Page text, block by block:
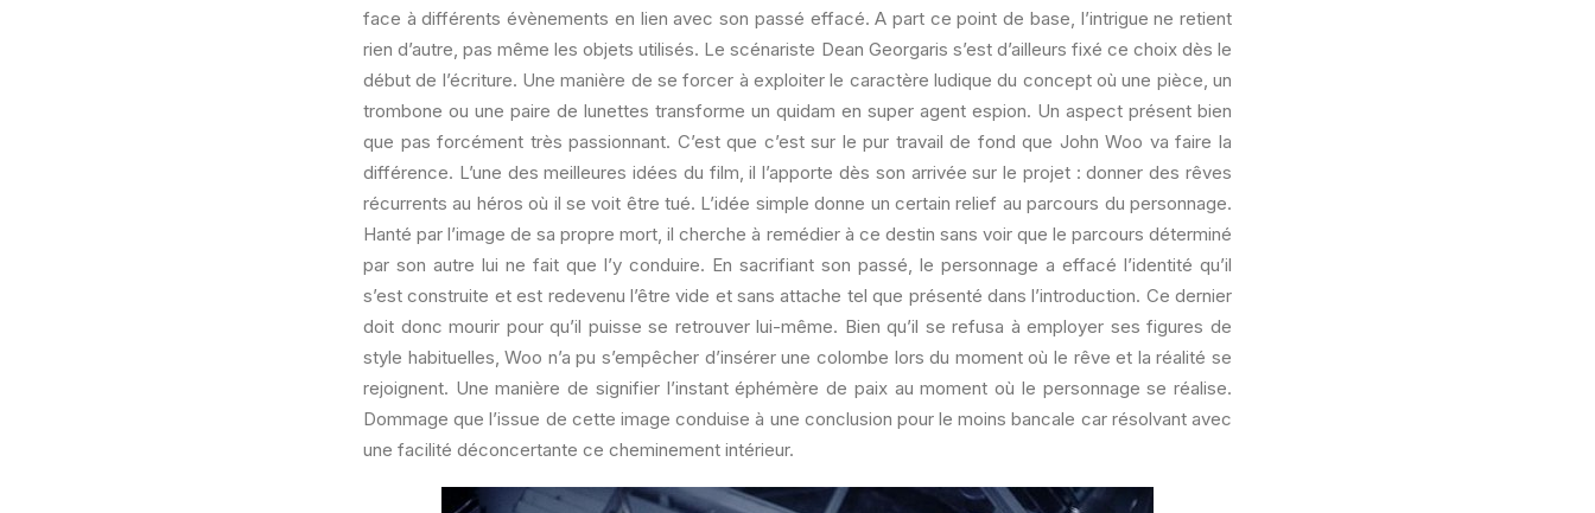
face à différents évènements en lien avec son passé effacé. A part ce point de base, l’intrigue ne retient
rien d’autre, pas même les objets utilisés. Le scénariste Dean Georgaris s’est d’ailleurs fixé ce choix dès le
début de l’écriture. Une manière de se forcer à exploiter le caractère ludique du concept où une pièce, un
trombone ou une paire de lunettes transforme un quidam en super agent espion. Un aspect présent bien
que pas forcément très passionnant. C’est que c’est sur le pur travail de fond que John Woo va faire la
différence. L’une des meilleures idées du film, il l’apporte dès son arrivée sur le projet : donner des rêves
récurrents au héros où il se voit être tué. L’idée simple donne un certain relief au parcours du personnage.
Hanté par l’image de sa propre mort, il cherche à remédier à ce destin sans voir que le parcours déterminé
par son autre lui ne fait que l’y conduire. En sacrifiant son passé, le personnage a effacé l’identité qu’il
s’est construite et est redevenu l’être vide et sans attache tel que présenté dans l’introduction. Ce dernier
doit donc mourir pour qu’il puisse se retrouver lui-même. Bien qu’il se refusa à employer ses figures de
style habituelles, Woo n’a pu s’empêcher d’insérer une colombe lors du moment où le rêve et la réalité se
rejoignent. Une manière de signifier l’instant éphémère de paix au moment où le personnage se réalise.
Dommage que l’issue de cette image conduise à une conclusion pour le moins bancale car résolvant avec
une facilité déconcertante ce cheminement intérieur.